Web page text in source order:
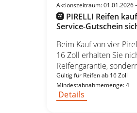
Aktionszeitraum: 01.01.2026
🛞 PIRELLI Reifen
Service-Gutschein
Beim Kauf von vier
16 Zoll erhalten Sie
Reifengarantie,
Check-Up Gutschein
🛠️💳 – wahlweise für
oder Reifenservice. Sichern Sie sich Ihre
Gültig für Reifen ab 16 Zoll
Mindestabnahmemenge: 4
Details